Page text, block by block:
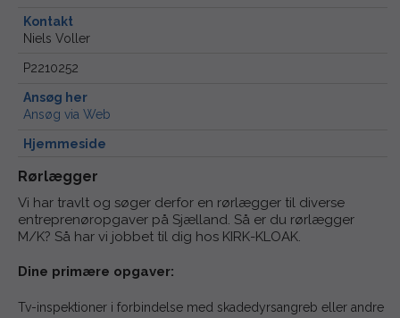
Kontakt
Niels Voller
P2210252
Ansøg her
Ansøg via Web
Hjemmeside
Rørlægger
Vi har travlt og søger derfor en rørlægger til diverse
entreprenøropgaver på Sjælland. Så er du rørlægger
M/K? Så har vi jobbet til dig hos KIRK-KLOAK.
Dine primære opgaver:
Tv-inspektioner i forbindelse med skadedyrsangreb eller andre